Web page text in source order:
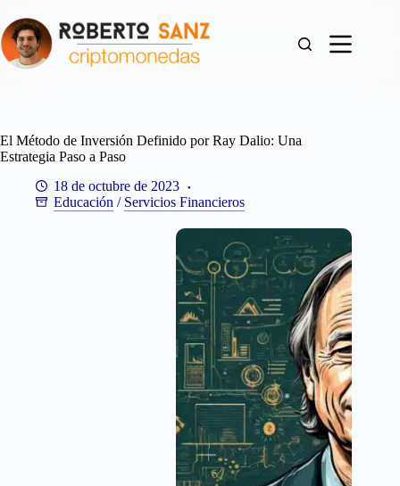
al
contenido
El Método de Inversión Definido por Ray Dalio: Una
Estrategia Paso a Paso
18 de octubre de 2023
Educación / Servicios Financieros